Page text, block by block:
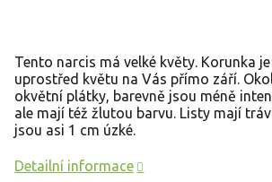
Tento narcis má velké květy. Korunka
uprostřed květu na Vás přímo září.
okvětní plátky, barevně jsou méně
ale mají též žlutou barvu. Listy mají
jsou asi 1 cm úzké.
Detailní informace